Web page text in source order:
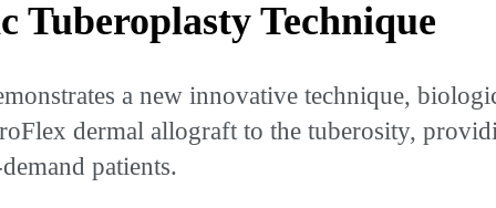
Tuberoplasty Technique
a new innovative technique,
dermal allograft to the tuberosity,
patients.